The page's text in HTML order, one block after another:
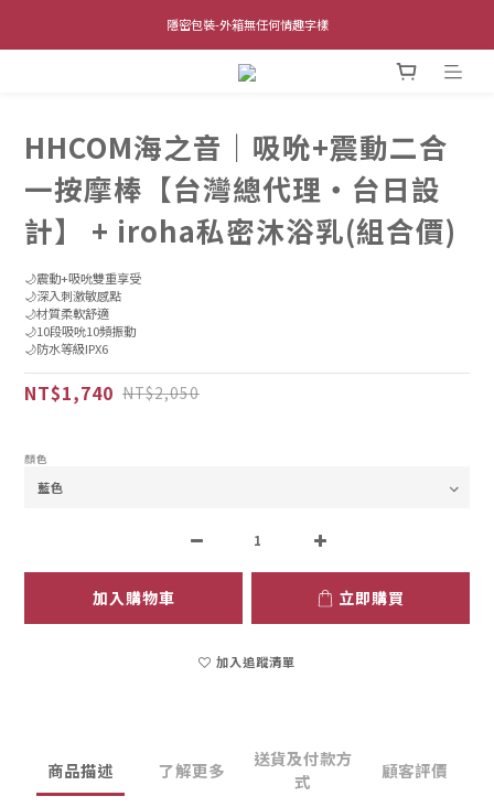
全館單筆滿$1,000 超商取貨免運費 (不含離島及海外地區)
全館單筆滿$1,000 超商取貨免運費 (不含離島及海外地區)
加入line官方會員享折扣金50 ＠wtide
全館單筆滿$1,000 超商取貨免運費 (不含離島及海外地區)
HHCOM海之音｜吸吮+震動二合
一按摩棒【台灣總代理・台日設
計】 + iroha私密沐浴乳(組合價)
🌙震動+吸吮雙重享受
🌙深入刺激敏感點
🌙材質柔軟舒適
🌙10段吸吮10頻振動
🌙防水等級IPX6
NT$1,740 NT$2,050
顏色
加入購物車 立即購買
加入追蹤清單
商品描述 了解更多
送貨及付款方
式
顧客評價